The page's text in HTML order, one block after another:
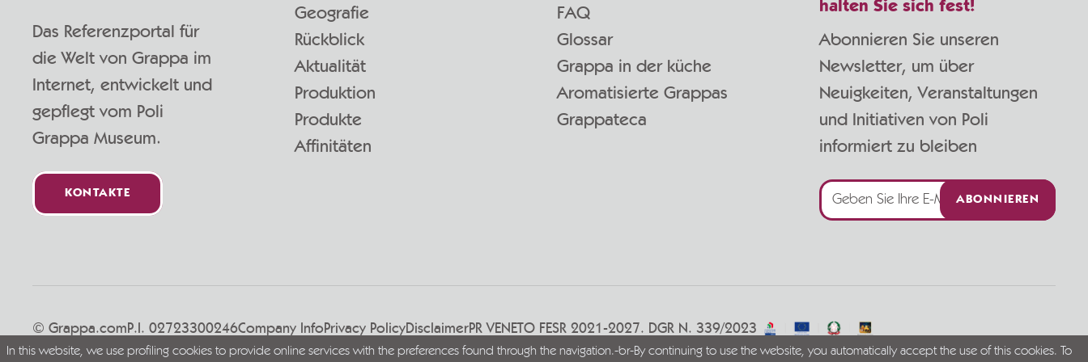
halten Sie sich fest!
Abonnieren Sie unseren
Newsletter, um über
Neuigkeiten, Veranstaltungen
und Initiativen von Poli
informiert zu bleiben
ABONNIEREN
Das Referenzportal für
die Welt von Grappa im
Internet, entwickelt und
gepflegt vom Poli
Grappa Museum.
KONTAKTE
Geografie
Rückblick
Aktualität
Produktion
Produkte
Affinitäten
FAQ
Glossar
Grappa in der küche
Aromatisierte Grappas
Grappateca
© Grappa.comP.I. 02723300246Company InfoPrivacy PolicyDisclaimerPR VENETO FESR 2021-2027. DGR N. 339/2023
In this website, we use profiling cookies to provide online services with the preferences found through the navigation.-br-By continuing to use the website, you automatically accept the use of this cookies. To